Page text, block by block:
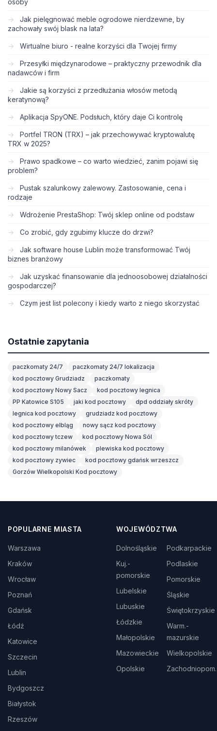
osoby
Jak pielęgnować meble ogrodowe nierdzewne, by
zachowały swój blask na lata?
Wirtualne biuro - realne korzyści dla Twojej firmy
Przesyłki międzynarodowe – praktyczny przewodnik dla
nadawców i firm
Jakie są korzyści z przedłużania włosów metodą
keratynową?
Aplikacja SpyONE. Podsłuch, który daje Ci kontrolę
Portfel TRON (TRX) – jak przechowywać kryptowalutę
TRX w 2025?
Prawo spadkowe – co warto wiedzieć, zanim pojawi się
problem?
Pustak szalunkowy zalewowy. Zastosowanie, cena i
rodzaje
Wdrożenie PrestaShop: Twój sklep online od podstaw
Co zrobić, gdy zgubimy klucze do drzwi?
Jak software house Lublin może transformować Twój
biznes branżowy
Jak uzyskać finansowanie dla jednoosobowej działalności
gospodarczej?
Czym jest list polecony i kiedy warto z niego skorzystać
Ostatnie zapytania
paczkomaty 24/7
paczkomaty 24/7 lokalizacja
kod pocztowy Grudziadz
paczkomaty
kod pocztowy Nowy Sacz
kod pocztowy legnica
PP Katowice S105
jaki kod pocztowy
dpd oddziały skróty
legnica kod pocztowy
grudziadz kod pocztowy
kod pocztowy elbląg
nowy sącz kod pocztowy
kod pocztowy tczew
kod pocztowy Nowa Sól
kod pocztowy milanówek
plewiska kod pocztowy
kod pocztowy zywiec
kod pocztowy gdańsk wrzeszcz
Gorzów Wielkopolski Kod pocztowy
POPULARNE MIASTA
Warszawa
Kraków
Wrocław
Poznań
Gdańsk
Łódź
Katowice
Szczecin
Lublin
Bydgoszcz
Białystok
Rzeszów
WOJEWÓDZTWA
Dolnośląskie
Kuj.-
pomorskie
Lubelskie
Lubuskie
Łódzkie
Małopolskie
Mazowieckie
Opolskie
Podkarpackie
Podlaskie
Pomorskie
Śląskie
Świętokrzyskie
Warm.-
mazurskie
Wielkopolskie
Zachodniopom.